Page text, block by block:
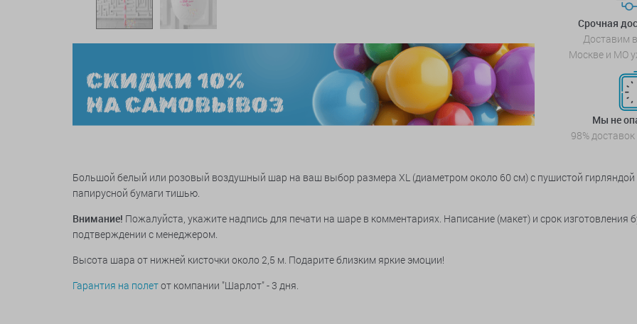
Срочная
Доставим
Москве и МО
Мы не
98%
Большой белый или розовый воздушный шар на ваш выбор размера XL (диаметром около 60 см) с пушистой гирляндой
папирусной бумаги тишью.
Внимание! Пожалуйста, укажите надпись для печати на шаре в комментариях. Написание (макет) и срок
подтверждении с менеджером.
Высота шара от нижней кисточки около 2,5 м. Подарите близким яркие эмоции!
Гарантия на полетот компании "Шарлот" - 3 дня.